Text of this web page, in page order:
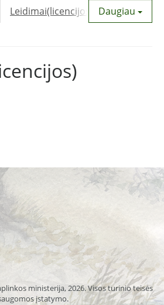
Leidimai(licencijos) Daugiau
ministerija, 2026. Visos turinio teisės
įstatymo.